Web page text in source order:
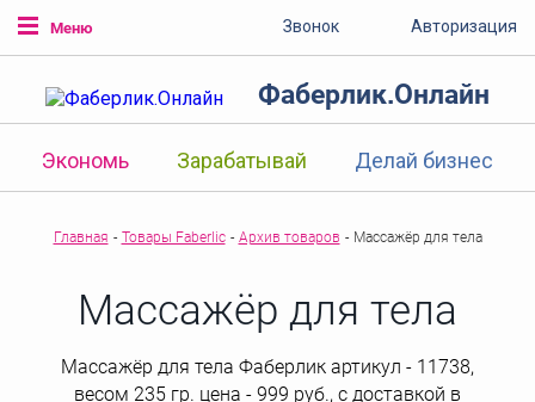
Меню Звонок Авторизация
Фаберлик.Онлайн
Экономь Зарабатывай Делай бизнес
Главная - Товары Faberlic - Архив товаров - Массажёр для тела
Массажёр для тела
Массажёр для тела Фаберлик артикул - 11738,
весом 235 гр. цена - 999 руб., с доставкой в